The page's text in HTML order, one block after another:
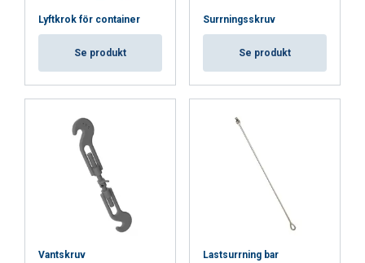
Lyftkrok för container
Se produkt
Surrningsskruv
Se produkt
Vantskruv Lastsurrning bar